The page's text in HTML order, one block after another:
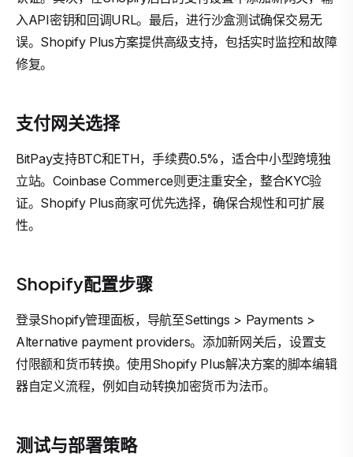
入API密钥和回调URL。最后，进行沙盒测试确保交易无
误。Shopify Plus方案提供高级支持，包括实时监控和故障
修复。
支付网关选择
BitPay支持BTC和ETH，手续费0.5%，适合中小型跨境独
立站。Coinbase Commerce则更注重安全，整合KYC验
证。Shopify Plus商家可优先选择，确保合规性和可扩展
性。
Shopify配置步骤
登录Shopify管理面板，导航至Settings > Payments >
Alternative payment providers。添加新网关后，设置支
付限额和货币转换。使用Shopify Plus解决方案的脚本编辑
器自定义流程，例如自动转换加密货币为法币。
测试与部署策略